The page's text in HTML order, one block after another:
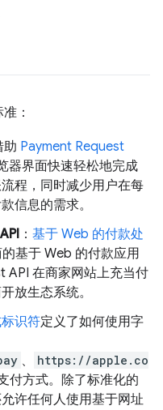
：
助 Payment Request
器界面快速轻松地完成
程，同时减少用户在每
信息的需求。
： 基于 Web 的付款处
基于 Web 的付款应用
API 在商家网站上充当付
放生态系统。
识符定义了如何使用字
、
https://apple.co
付方式。除了标准化的
许任何人使用基于网址